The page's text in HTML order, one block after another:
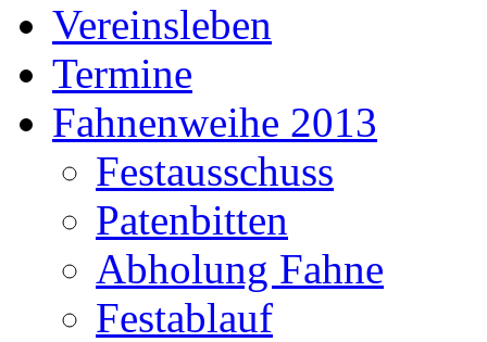
Vereinsleben
Termine
Fahnenweihe 2013
Festausschuss
Patenbitten
Abholung Fahne
Festablauf